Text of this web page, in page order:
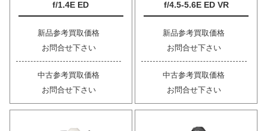
f/1.4E ED
新品参考買取価格
お問合せ下さい
中古参考買取価格
お問合せ下さい
f/4.5-5.6E ED VR
新品参考買取価格
お問合せ下さい
中古参考買取価格
お問合せ下さい